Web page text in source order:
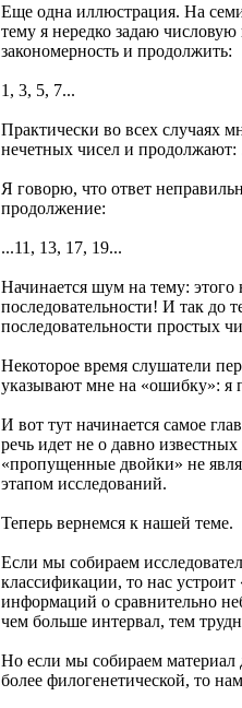
Еще одна иллюстрация. На
тему я нередко задаю
закономерность и продолжить:
1, 3, 5, 7...
Практически во всех случаях
нечетных чисел и продолжают:
Я говорю, что ответ
продолжение:
...11, 13, 17, 19...
Начинается шум на тему:
последовательности! И так до
последовательности простых
Некоторое время слушатели
указывают мне на «ошибку»: я
И вот тут начинается самое
речь идет не о давно
«пропущенные двойки» не
этапом исследований.
Теперь вернемся к нашей теме.
Если мы собираем
классификации, то нас устроит
информаций о сравнительно
чем больше интервал, тем
Но если мы собираем материал
более филогенетической, то